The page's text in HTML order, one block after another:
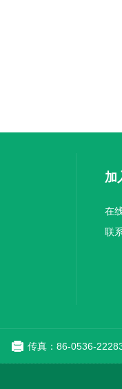
加
在
联
传真：86-0536-